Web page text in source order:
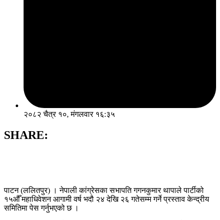
२०८२ चैत्र १०, मंगलवार १६:३५
SHARE:
पाटन (ललितपुर) । नेपाली कांग्रेसका सभापति गगनकुमार थापाले पार्टीको
१५औँ महाधिवेशन आगामी वर्ष भदौ २४ देखि २६ गतेसम्म गर्ने प्रस्ताव केन्द्रीय
समितिमा पेस गर्नुभएको छ ।